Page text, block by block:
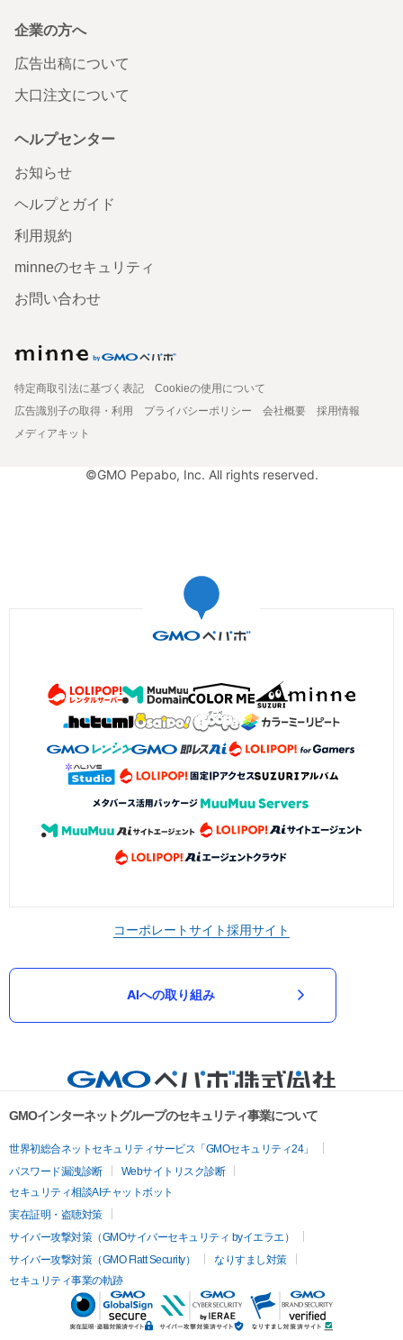
企業の方へ
広告出稿について
大口注文について
ヘルプセンター
お知らせ
ヘルプとガイド
利用規約
minneのセキュリティ
お問い合わせ
特定商取引法に基づく表記
Cookieの使用について
広告識別子の取得・利用
プライバシーポリシー 会社概要
採用情報
メディアキット
©GMO Pepabo, Inc. All rights reserved.
コーポレートサイト採用サイト
AIへの取り組み
GMOインターネットグループのセキュリティ事業について
世界初総合ネットセキュリティサービス「GMOセキュリティ24」
パスワード漏洩診断
Webサイトリスク診断
セキュリティ相談AIチャットボット
実在証明・盗聴対策
サイバー攻撃対策（GMOサイバーセキュリティ byイエラエ）
サイバー攻撃対策（GMO Flatt Security）
なりすまし対策
セキュリティ事業の軌跡